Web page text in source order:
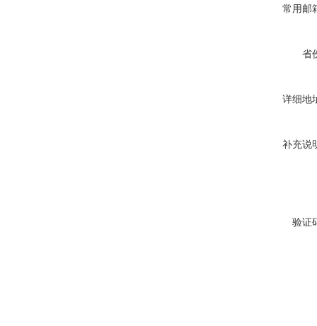
常用邮
省
详细地
补充说
验证